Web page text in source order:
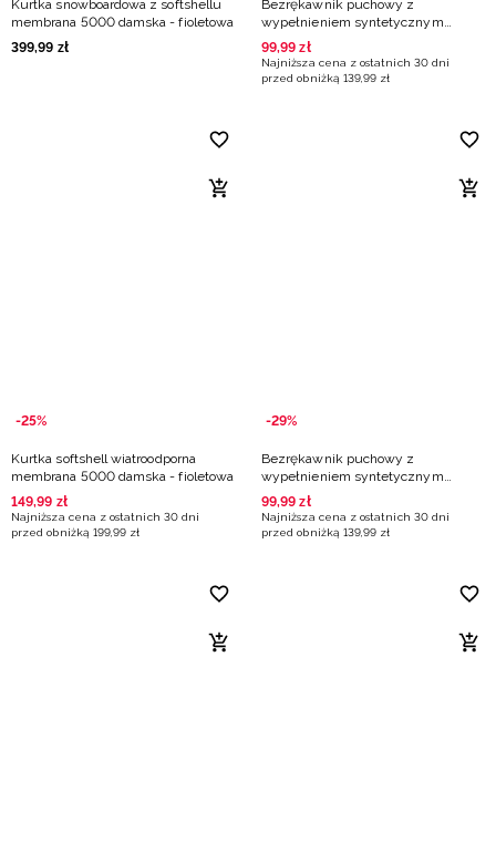
Kurtka snowboardowa z softshellu
membrana 5000 damska - fioletowa
399,99 zł
Bezrękawnik puchowy z
wypełnieniem syntetycznym
damski - fioletowy
99,99 zł
Najniższa cena z ostatnich 30 dni
przed obniżką 139,99 zł
-25%
Kurtka softshell wiatroodporna
membrana 5000 damska - fioletowa
149,99 zł
Najniższa cena z ostatnich 30 dni
przed obniżką 199,99 zł
-29%
Bezrękawnik puchowy z
wypełnieniem syntetycznym
damski - fioletowy
99,99 zł
Najniższa cena z ostatnich 30 dni
przed obniżką 139,99 zł